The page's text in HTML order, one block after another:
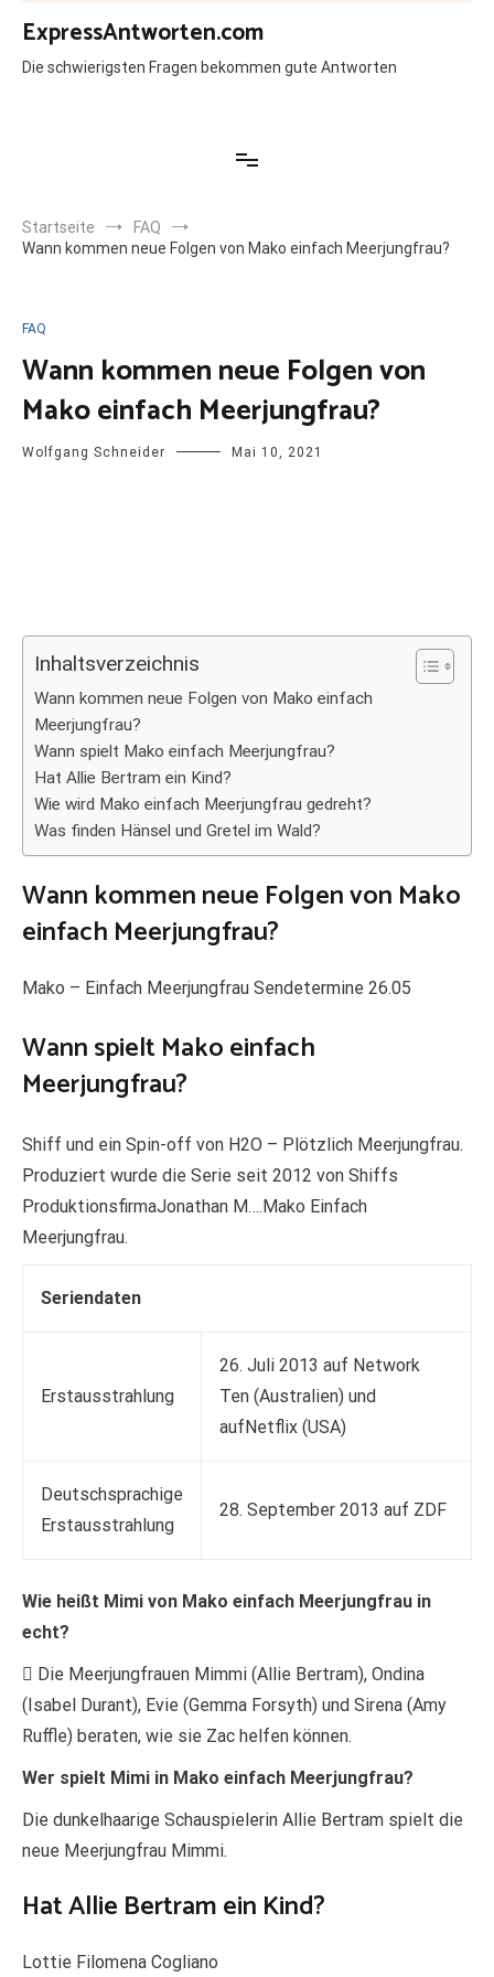
Zum
Inhalt
springen
ExpressAntworten.com
Die schwierigsten Fragen bekommen gute Antworten
Startseite
FAQ
Wann kommen neue Folgen von Mako einfach Meerjungfrau?
FAQ
Wann kommen neue Folgen von
Mako einfach Meerjungfrau?
Wolfgang Schneider Mai 10, 2021
Inhaltsverzeichnis
Wann kommen neue Folgen von Mako einfach
Meerjungfrau?
Wann spielt Mako einfach Meerjungfrau?
Hat Allie Bertram ein Kind?
Wie wird Mako einfach Meerjungfrau gedreht?
Was finden Hänsel und Gretel im Wald?
Wann kommen neue Folgen von Mako
einfach Meerjungfrau?
Mako – Einfach Meerjungfrau Sendetermine 26.05
Wann spielt Mako einfach
Meerjungfrau?
Shiff und ein Spin-off von H2O – Plötzlich Meerjungfrau.
Produziert wurde die Serie seit 2012 von Shiffs
ProduktionsfirmaJonathan M….Mako Einfach
Meerjungfrau.
Seriendaten
Erstausstrahlung
26. Juli 2013 auf Network
Ten (Australien) und
aufNetflix (USA)
Deutschsprachige
Erstausstrahlung
28. September 2013 auf ZDF
Wie heißt Mimi von Mako einfach Meerjungfrau in
echt?
 Die Meerjungfrauen Mimmi (Allie Bertram), Ondina
(Isabel Durant), Evie (Gemma Forsyth) und Sirena (Amy
Ruffle) beraten, wie sie Zac helfen können.
Wer spielt Mimi in Mako einfach Meerjungfrau?
Die dunkelhaarige Schauspielerin Allie Bertram spielt die
neue Meerjungfrau Mimmi.
Hat Allie Bertram ein Kind?
Lottie Filomena Cogliano